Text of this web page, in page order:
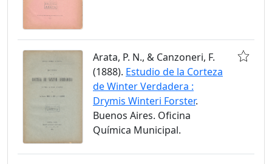
Arata, P. N., & Canzoneri, F.
(1888). Estudio de la Corteza
de Winter Verdadera :
Drymis Winteri Forster.
Buenos Aires. Oficina
Química Municipal.